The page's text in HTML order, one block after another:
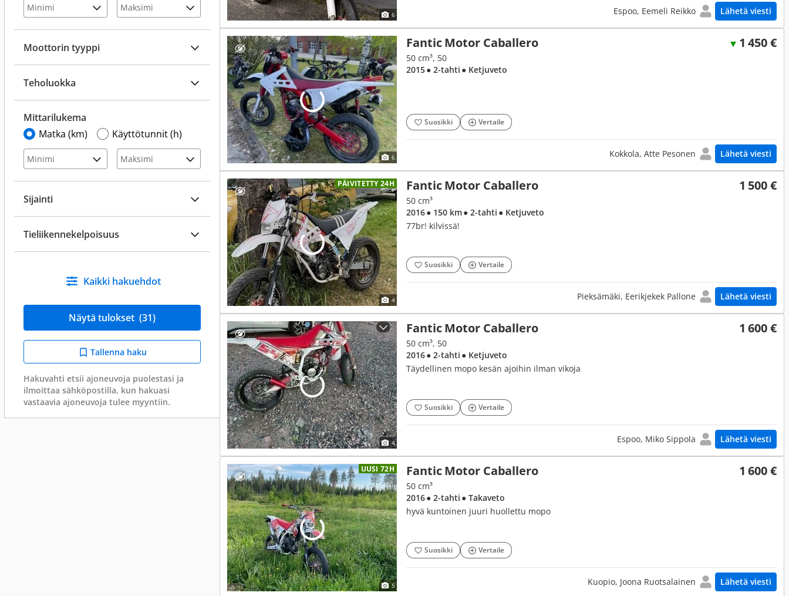
Moottorin tyyppi
Teholuokka
Mittarilukema
Matka (km)
Käyttötunnit (h)
Sijainti
Tieliikennekelpoisuus
Kaikki hakuehdot
Näytä tulokset (31)
Tallenna haku
Hakuvahti etsii ajoneuvoja puolestasi ja
ilmoittaa sähköpostilla, kun hakuasi
vastaavia ajoneuvoja tulee myyntiin.
6 Espoo, Eemeli Reikko Lähetä viesti
6
Fantic Motor Caballero 1 450 €
50 cm³, 50
2015● 2-tahti ● Ketjuveto
Suosikki Vertaile
Kokkola, Atte Pesonen Lähetä viesti
PÄIVITETTY 24H
4
Fantic Motor Caballero 1 500 €
50 cm³
2016● 150 km● 2-tahti ● Ketjuveto
77br! kilvissä!
Suosikki Vertaile
Pieksämäki, Eerikjekek Pallone Lähetä viesti
4
Fantic Motor Caballero 1 600 €
50 cm³, 50
2016● 2-tahti ● Ketjuveto
Täydellinen mopo kesän ajoihin ilman vikoja
Suosikki Vertaile
Espoo, Miko Sippola Lähetä viesti
UUSI 72H
5
Fantic Motor Caballero 1 600 €
50 cm³
2016● 2-tahti ● Takaveto
hyvä kuntoinen juuri huollettu mopo
Suosikki Vertaile
Kuopio, Joona Ruotsalainen Lähetä viesti